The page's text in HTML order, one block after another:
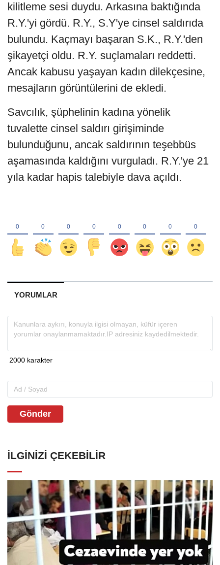
kilitleme sesi duydu. Arkasına baktığında
R.Y.'yi gördü. R.Y., S.Y'ye cinsel saldırıda
bulundu. Kaçmayı başaran S.K., R.Y.'den
şikayetçi oldu. R.Y. suçlamaları reddetti.
Ancak kabusu yaşayan kadın dilekçesine,
mesajların görüntülerini de ekledi.
Savcılık, şüphelinin kadına yönelik
tuvalette cinsel saldırı girişiminde
bulunduğunu, ancak saldırının teşebbüs
aşamasında kaldığını vurguladı. R.Y.'ye 21
yıla kadar hapis talebiyle dava açıldı.
YORUMLAR
Gönder
İLGINIZI ÇEKEBILIR